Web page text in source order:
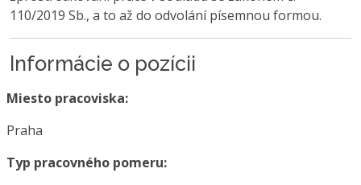
110/2019 Sb., a to až do odvolání písemnou formou.
Informácie o pozícii
Miesto pracoviska:
Praha
Typ pracovného pomeru: